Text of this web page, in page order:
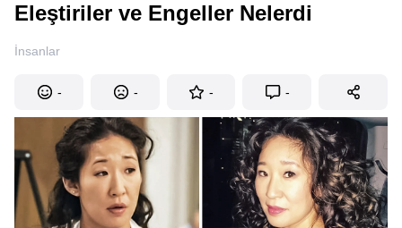
Eleştiriler ve Engeller Nelerdi
İnsanlar
- - - -